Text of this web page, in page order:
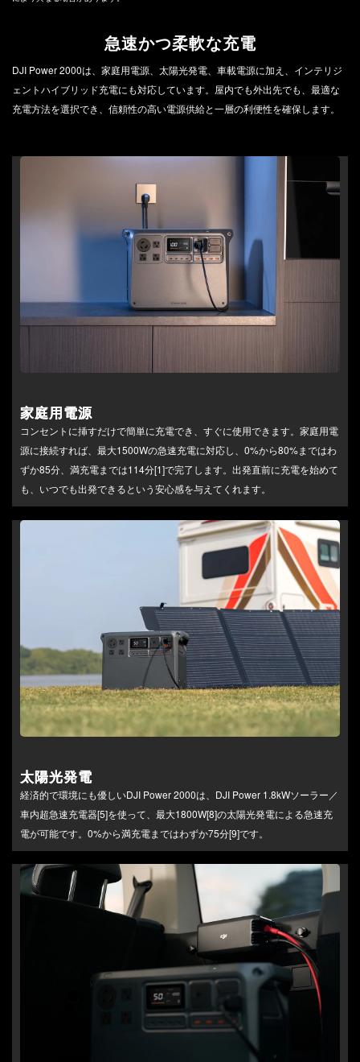
急速かつ柔軟な充電
DJI Power 2000は、家庭用電源、太陽光発電、車載電源に加え、インテリジ
ェントハイブリッド充電にも対応しています。屋内でも外出先でも、最適な
充電方法を選択でき、信頼性の高い電源供給と一層の利便性を確保します。
家庭用電源
コンセントに挿すだけで簡単に充電でき、すぐに使用できます。家庭用電
源に接続すれば、最大1500Wの急速充電に対応し、0%から80%まではわ
ずか85分、満充電までは114分[1]で完了します。出発直前に充電を始めて
も、いつでも出発できるという安心感を与えてくれます。
太陽光発電
経済的で環境にも優しいDJI Power 2000は、DJI Power 1.8kWソーラー／
車内超急速充電器[5]を使って、最大1800W[8]の太陽光発電による急速充
電が可能です。0%から満充電まではわずか75分[9]です。